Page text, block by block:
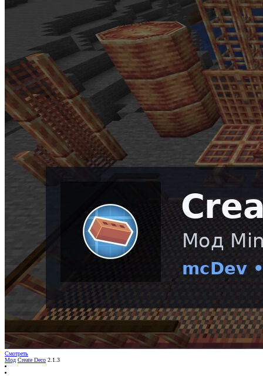
Смотреть
Мод Create Deco 2.1.3